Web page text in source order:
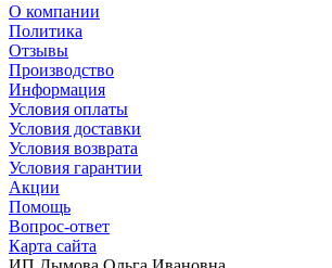
О компании
Политика
Отзывы
Производство
Информация
Условия оплаты
Условия доставки
Условия возврата
Условия гарантии
Акции
Помощь
Вопрос-ответ
Карта сайта